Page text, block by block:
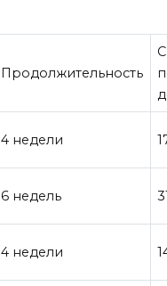
Продолжительность
4 недели
6 недель
4 недели